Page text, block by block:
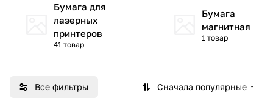
Бумага для
лазерных
принтеров
41 товар
Бумага
магнитная
1 товар
Все фильтры Сначала популярные